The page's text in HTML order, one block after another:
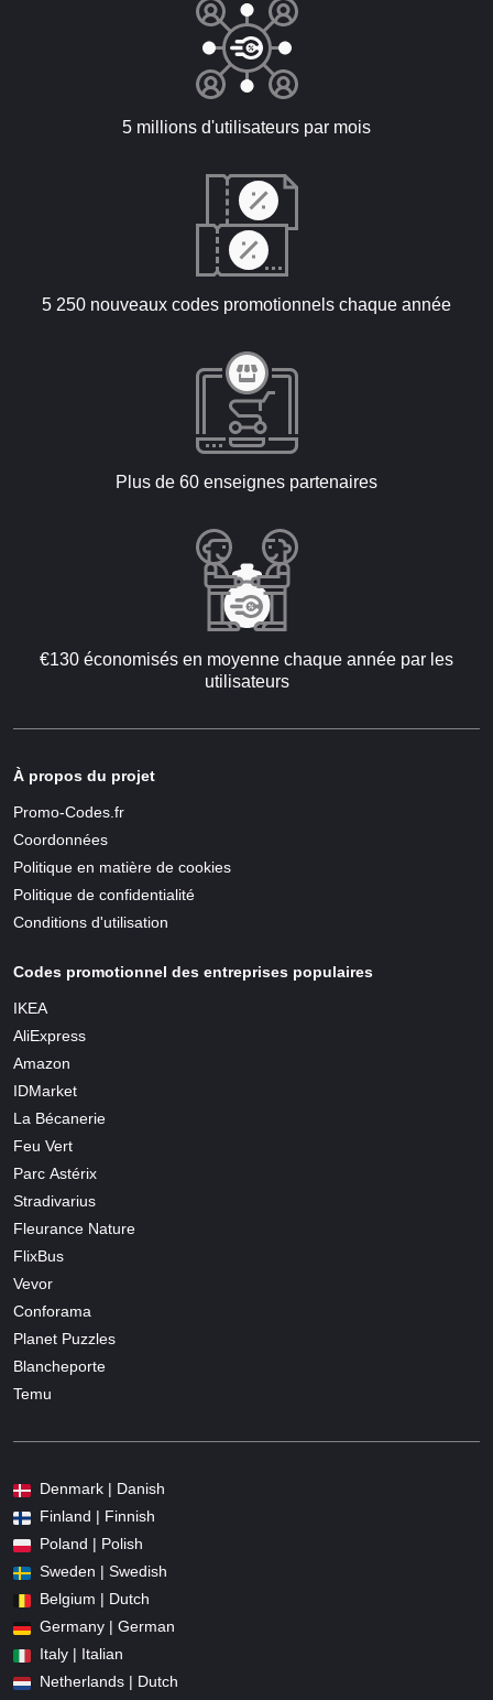
5 millions d'utilisateurs par mois
5 250 nouveaux codes promotionnels chaque année
Plus de 60 enseignes partenaires
€130 économisés en moyenne chaque année par les
utilisateurs
À propos du projet
Promo-Codes.fr
Coordonnées
Politique en matière de cookies
Politique de confidentialité
Conditions d'utilisation
Codes promotionnel des entreprises populaires
IKEA
AliExpress
Amazon
IDMarket
La Bécanerie
Feu Vert
Parc Astérix
Stradivarius
Fleurance Nature
FlixBus
Vevor
Conforama
Planet Puzzles
Blancheporte
Temu
Denmark | Danish
Finland | Finnish
Poland | Polish
Sweden | Swedish
Belgium | Dutch
Germany | German
Italy | Italian
Netherlands | Dutch